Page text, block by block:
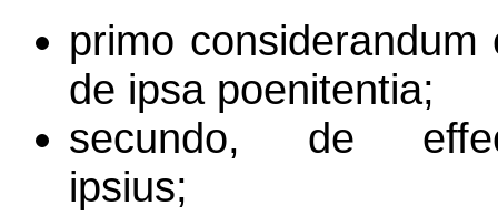
primo considerandum
de ipsa poenitentia;
secundo, de
ipsius;